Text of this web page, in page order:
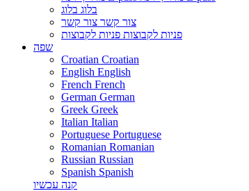
בלוג בלוג
צור קשר צור קשר
פניות לקבוצות פניות לקבוצות
שפה
Croatian Croatian
English English
French French
German German
Greek Greek
Italian Italian
Portuguese Portuguese
Romanian Romanian
Russian Russian
Spanish Spanish
קנה עכשיו